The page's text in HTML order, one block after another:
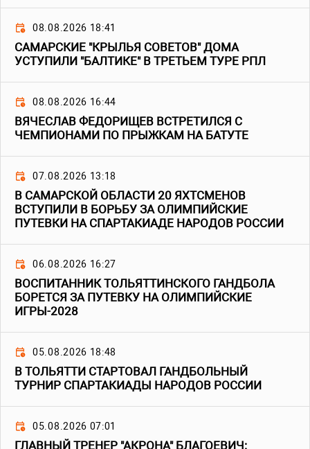
08.08.2026 18:41
САМАРСКИЕ "КРЫЛЬЯ СОВЕТОВ" ДОМА
УСТУПИЛИ "БАЛТИКЕ" В ТРЕТЬЕМ ТУРЕ РПЛ
08.08.2026 16:44
ВЯЧЕСЛАВ ФЕДОРИЩЕВ ВСТРЕТИЛСЯ С
ЧЕМПИОНАМИ ПО ПРЫЖКАМ НА БАТУТЕ
07.08.2026 13:18
В САМАРСКОЙ ОБЛАСТИ 20 ЯХТСМЕНОВ
ВСТУПИЛИ В БОРЬБУ ЗА ОЛИМПИЙСКИЕ
ПУТЕВКИ НА СПАРТАКИАДЕ НАРОДОВ РОССИИ
06.08.2026 16:27
ВОСПИТАННИК ТОЛЬЯТТИНСКОГО ГАНДБОЛА
БОРЕТСЯ ЗА ПУТЕВКУ НА ОЛИМПИЙСКИЕ
ИГРЫ-2028
05.08.2026 18:48
В ТОЛЬЯТТИ СТАРТОВАЛ ГАНДБОЛЬНЫЙ
ТУРНИР СПАРТАКИАДЫ НАРОДОВ РОССИИ
05.08.2026 07:01
ГЛАВНЫЙ ТРЕНЕР "АКРОНА" БЛАГОЕВИЧ: